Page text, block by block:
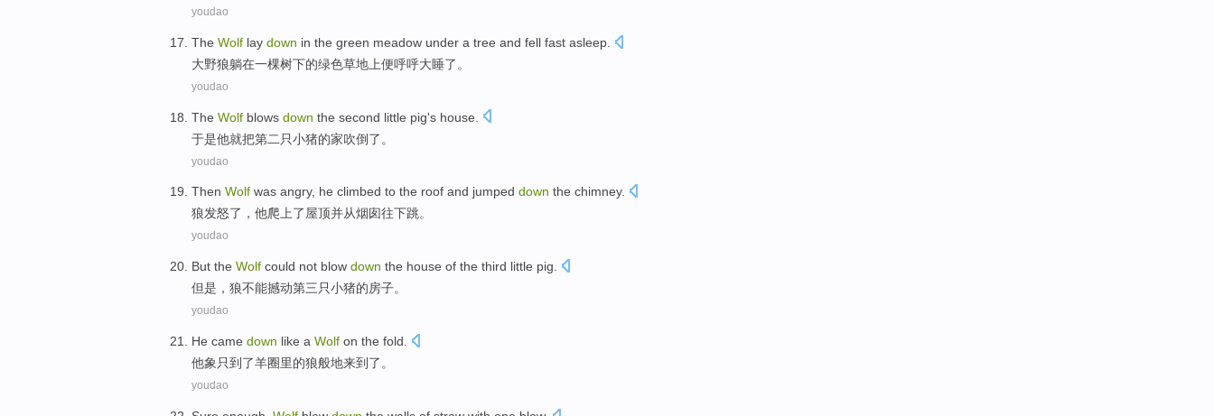
youdao
The Wolf lay down in the green meadow under a tree and fell fast asleep
大野狼躺在一棵树下的绿色草地上便呼呼大睡了。
youdao
The Wolf blows down the second little pig's house
于是他就把第二 只小猪的家吹倒了。
youdao
Then Wolf was angry, he climbed to the roof and jumped down the chimney.
狼发怒了， 他爬上了屋顶并从烟囱往下跳。
youdao
But the Wolf could not blow down the house of the third little pig
但是 ， 狼不能撼动第三只小猪的房子。
youdao
He came down like a Wolf on the fold
他象 只到了羊圈里的狼般地来到 了。
youdao